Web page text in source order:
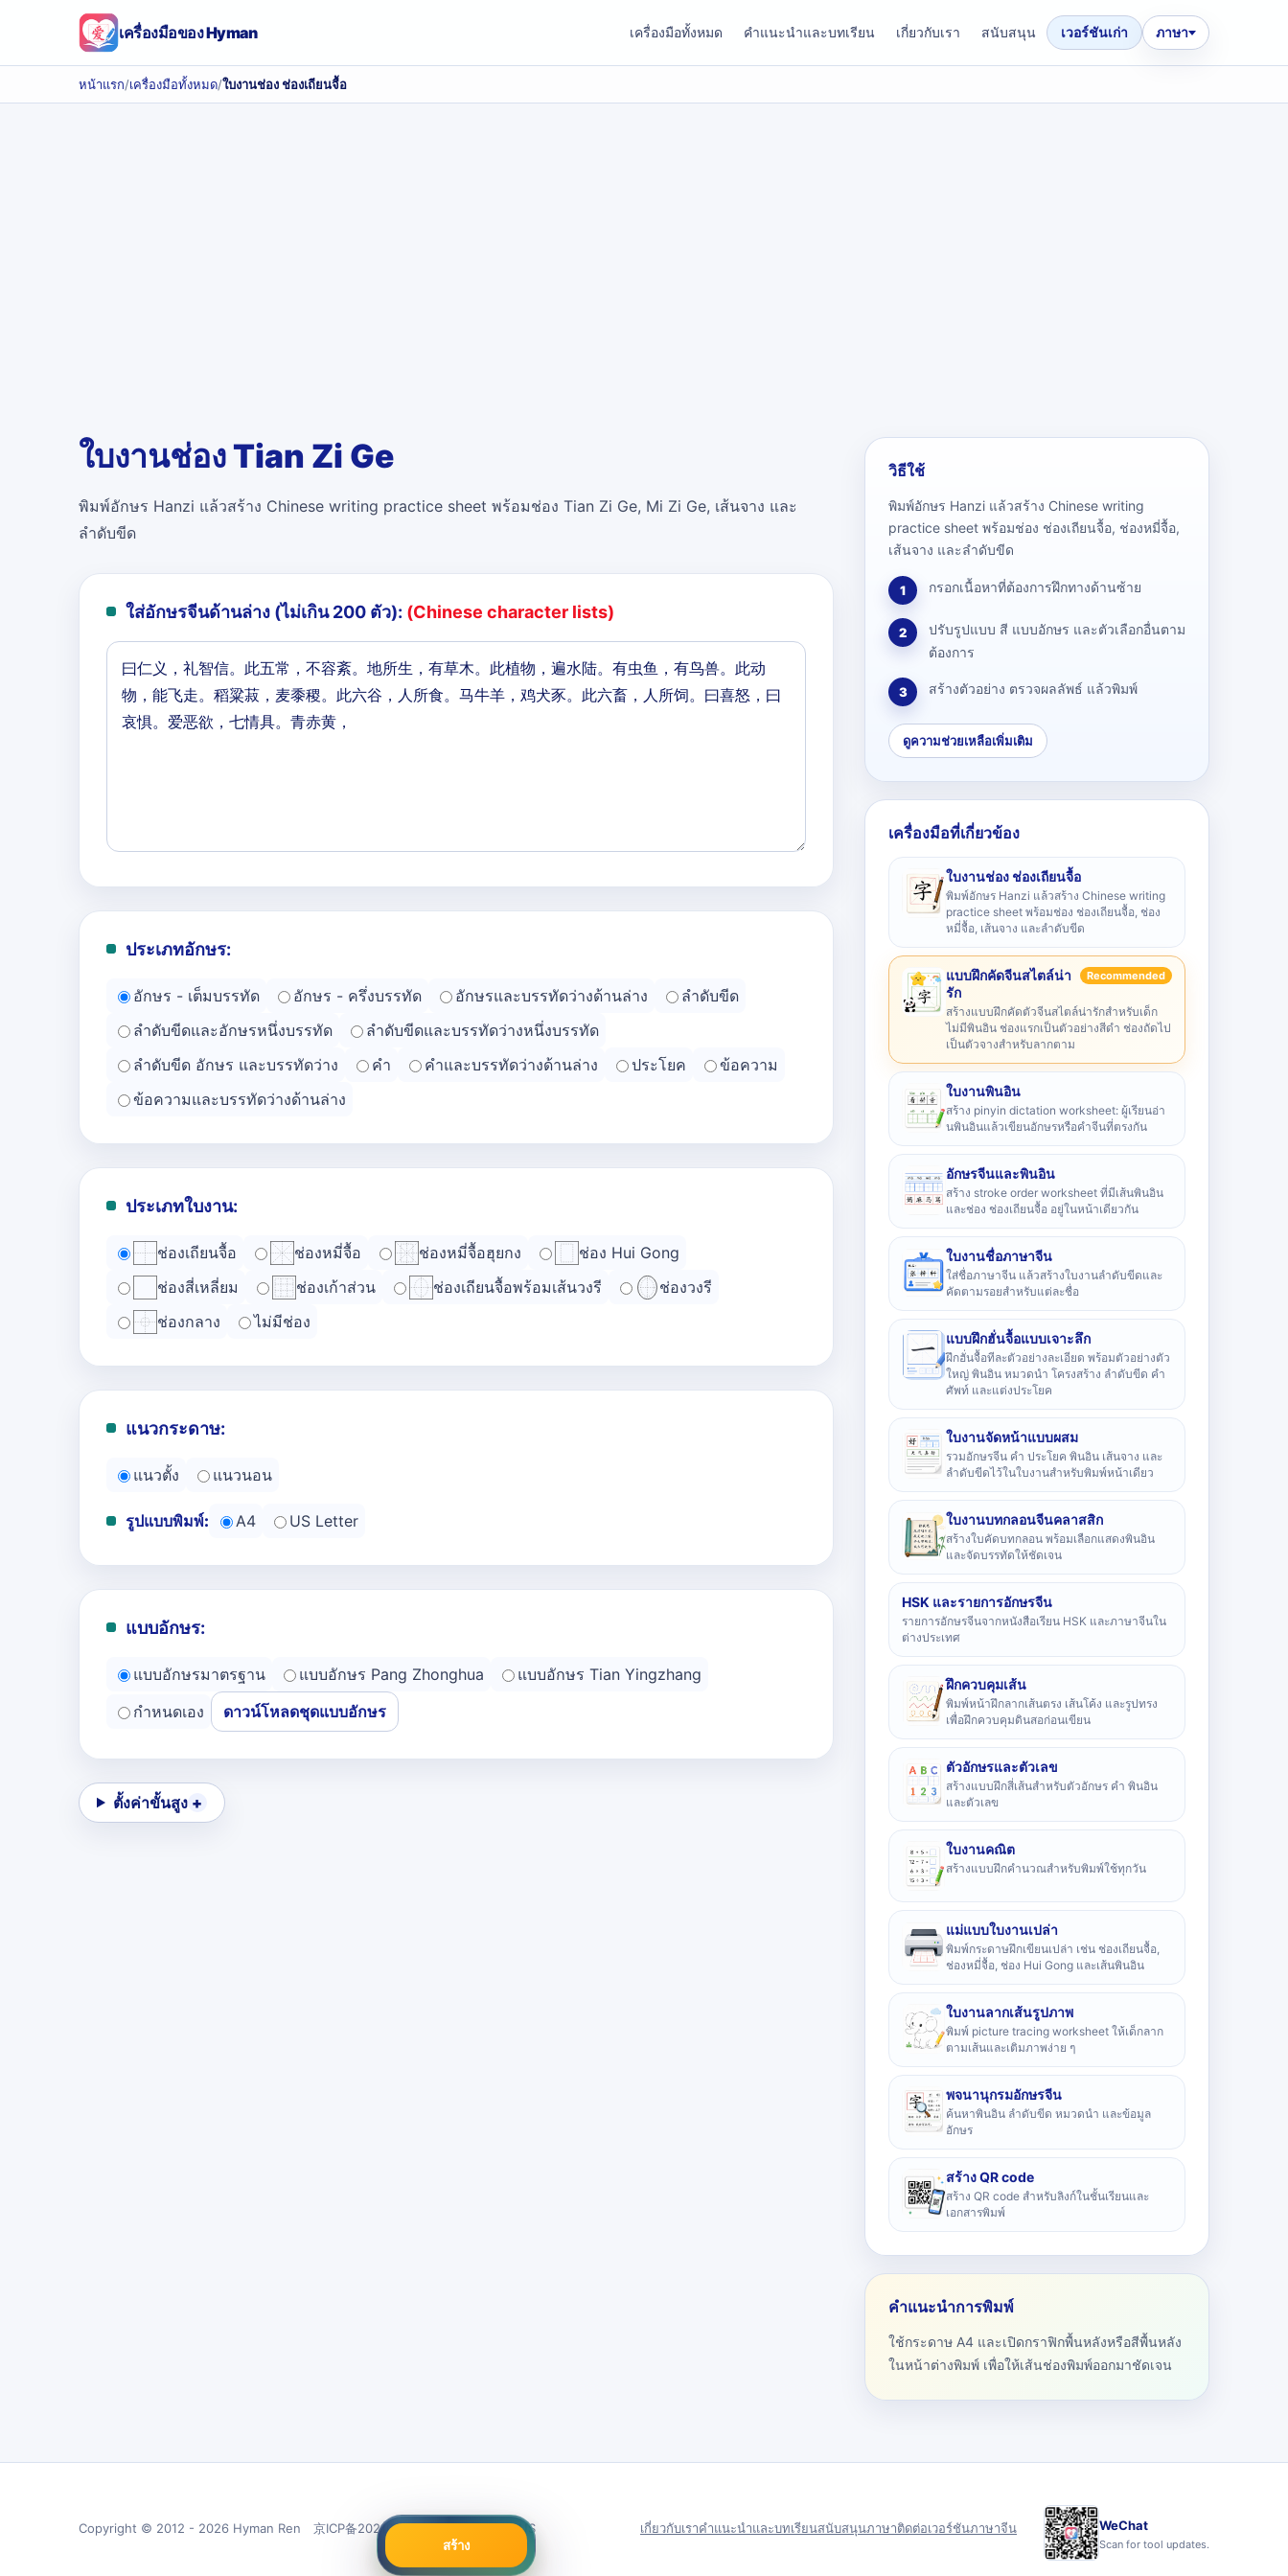
เครื่องมือของ Hyman เครื่องมือทั้งหมด คำแนะนำและบทเรียน เกี่ยวกับเรา สนับสนุน เวอร์ชันเก่า ภาษา
หน้าแรก/เครื่องมือทั้งหมด/ใบงานช่อง ช่องเถียนจื้อ
ใบงานช่อง Tian Zi Ge
พิมพ์อักษร Hanzi แล้วสร้าง Chinese writing practice sheet พร้อมช่อง Tian Zi Ge, Mi Zi Ge, เส้นจาง และ
ลำดับขีด
ใส่อักษรจีนด้านล่าง (ไม่เกิน 200 ตัว): (Chinese character lists)
ประเภทอักษร:
อักษร - เต็มบรรทัด อักษร - ครึ่งบรรทัด อักษรและบรรทัดว่างด้านล่าง
ลำดับขีด
ลำดับขีดและอักษรหนึ่งบรรทัด
ลำดับขีดและบรรทัดว่างหนึ่งบรรทัด
ลำดับขีด อักษร และบรรทัดว่าง
คำ คำและบรรทัดว่างด้านล่าง ประโยค
ข้อความ
ข้อความและบรรทัดว่างด้านล่าง
ประเภทใบงาน:
ช่องเถียนจื้อ ช่องหมี่จื้อ ช่องหมี่จื้อฮุยกง
ช่อง Hui Gong
ช่องสี่เหลี่ยม
ช่องเก้าส่วน ช่องเถียนจื้อพร้อมเส้นวงรี
ช่องวงรี
ช่องกลาง
ไม่มีช่อง
แนวกระดาษ:
แนวตั้ง แนวนอน
รูปแบบพิมพ์: A4 US Letter
แบบอักษร:
แบบอักษรมาตรฐาน แบบอักษร Pang Zhonghua
แบบอักษร Tian Yingzhang
กำหนดเอง
ดาวน์โหลดชุดแบบอักษร
ตั้งค่าขั้นสูง
สร้าง
วิธีใช้
พิมพ์อักษร Hanzi แล้วสร้าง Chinese writing
practice sheet พร้อมช่อง ช่องเถียนจื้อ, ช่องหมี่จื้อ,
เส้นจาง และลำดับขีด
1 กรอกเนื้อหาที่ต้องการฝึกทางด้านซ้าย
2
ปรับรูปแบบ สี แบบอักษร และตัวเลือกอื่นตาม
ต้องการ
3 สร้างตัวอย่าง ตรวจผลลัพธ์ แล้วพิมพ์
ดูความช่วยเหลือเพิ่มเติม
เครื่องมือที่เกี่ยวข้อง
ใบงานช่อง ช่องเถียนจื้อ
พิมพ์อักษร Hanzi แล้วสร้าง Chinese writing
practice sheet พร้อมช่อง ช่องเถียนจื้อ, ช่อง
หมี่จื้อ, เส้นจาง และลำดับขีด
แบบฝึกคัดจีนสไตล์น่า
รัก
Recommended
สร้างแบบฝึกคัดตัวจีนสไตล์น่ารักสำหรับเด็ก
ไม่มีพินอิน ช่องแรกเป็นตัวอย่างสีดำ ช่องถัดไป
เป็นตัวจางสำหรับลากตาม
ใบงานพินอิน
สร้าง pinyin dictation worksheet: ผู้เรียนอ่า
นพินอินแล้วเขียนอักษรหรือคำจีนที่ตรงกัน
อักษรจีนและพินอิน
สร้าง stroke order worksheet ที่มีเส้นพินอิน
และช่อง ช่องเถียนจื้อ อยู่ในหน้าเดียวกัน
ใบงานชื่อภาษาจีน
ใส่ชื่อภาษาจีน แล้วสร้างใบงานลำดับขีดและ
คัดตามรอยสำหรับแต่ละชื่อ
แบบฝึกฮั่นจื้อแบบเจาะลึก
ฝึกฮั่นจื้อทีละตัวอย่างละเอียด พร้อมตัวอย่างตัว
ใหญ่ พินอิน หมวดนำ โครงสร้าง ลำดับขีด คำ
ศัพท์ และแต่งประโยค
ใบงานจัดหน้าแบบผสม
รวมอักษรจีน คำ ประโยค พินอิน เส้นจาง และ
ลำดับขีดไว้ในใบงานสำหรับพิมพ์หน้าเดียว
ใบงานบทกลอนจีนคลาสสิก
สร้างใบคัดบทกลอน พร้อมเลือกแสดงพินอิน
และจัดบรรทัดให้ชัดเจน
HSK และรายการอักษรจีน
รายการอักษรจีนจากหนังสือเรียน HSK และภาษาจีนใน
ต่างประเทศ
ฝึกควบคุมเส้น
พิมพ์หน้าฝึกลากเส้นตรง เส้นโค้ง และรูปทรง
เพื่อฝึกควบคุมดินสอก่อนเขียน
ตัวอักษรและตัวเลข
สร้างแบบฝึกสี่เส้นสำหรับตัวอักษร คำ พินอิน
และตัวเลข
ใบงานคณิต
สร้างแบบฝึกคำนวณสำหรับพิมพ์ใช้ทุกวัน
แม่แบบใบงานเปล่า
พิมพ์กระดาษฝึกเขียนเปล่า เช่น ช่องเถียนจื้อ,
ช่องหมี่จื้อ, ช่อง Hui Gong และเส้นพินอิน
ใบงานลากเส้นรูปภาพ
พิมพ์ picture tracing worksheet ให้เด็กลาก
ตามเส้นและเติมภาพง่าย ๆ
พจนานุกรมอักษรจีน
ค้นหาพินอิน ลำดับขีด หมวดนำ และข้อมูล
อักษร
สร้าง QR code
สร้าง QR code สำหรับลิงก์ในชั้นเรียนและ
เอกสารพิมพ์
คำแนะนำการพิมพ์
ใช้กระดาษ A4 และเปิดกราฟิกพื้นหลังหรือสีพื้นหลัง
ในหน้าต่างพิมพ์ เพื่อให้เส้นช่องพิมพ์ออกมาชัดเจน
Copyright © 2012 - 2026 Hyman Ren 京ICP备2021026679号 Server in: US เกี่ยวกับเราคำแนะนำและบทเรียนสนับสนุนภาษาติดต่อเวอร์ชันภาษาจีน WeChat
Scan for tool updates.